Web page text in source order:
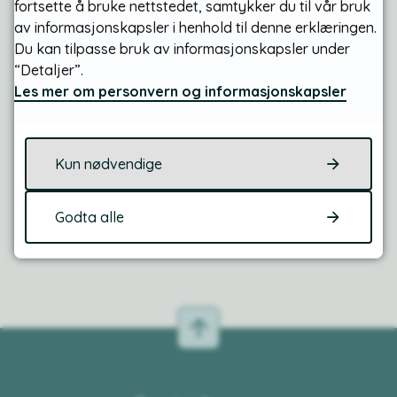
i kartdataene.
Fant du det du lette etter?
fortsette å bruke nettstedet, samtykker du til vår bruk
av informasjonskapsler i henhold til denne erklæringen.
Du kan tilpasse bruk av informasjonskapsler under
“Detaljer”.
Les mer om personvern og informasjonskapsler
Kun nødvendige
Godta alle